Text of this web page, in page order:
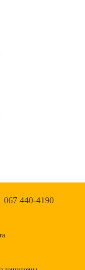
067 440-4190